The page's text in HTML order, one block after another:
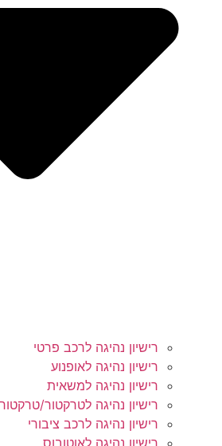
רישיון נהיגה לרכב פרטי
רישיון נהיגה לאופנוע
רישיון נהיגה למשאית
רישיון נהיגה לטרקטור/טרקטורון
רישיון נהיגה לרכב ציבורי
רישיון נהיגה לאוטובוס